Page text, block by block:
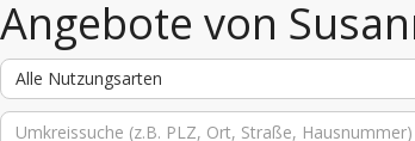
Angebote von
Alle Nutzungsarten